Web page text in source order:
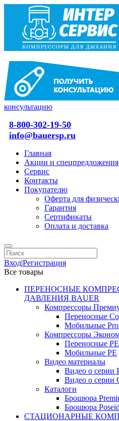
консультацию
8-800-302-19-50
info@bauersp.ru
Главная
Акции и спецпредложения
Сервис
Контакты
Покупателю
Оферта для
Гарантия
Сертификаты
Оплата и доставка
Вход|Регистрация
Все товары
ПЕРЕНОСНЫЕ
ДАВЛЕНИЯ BAUER
Компрессоры
Переносные
Мобильные
Компрессоры
Переносные PE
Мобильные PE
Видео материалы
Видео о серии
Видео о серии
Каталоги
Брошюра
Брошюра
СТАЦИОНАРНЫЕ